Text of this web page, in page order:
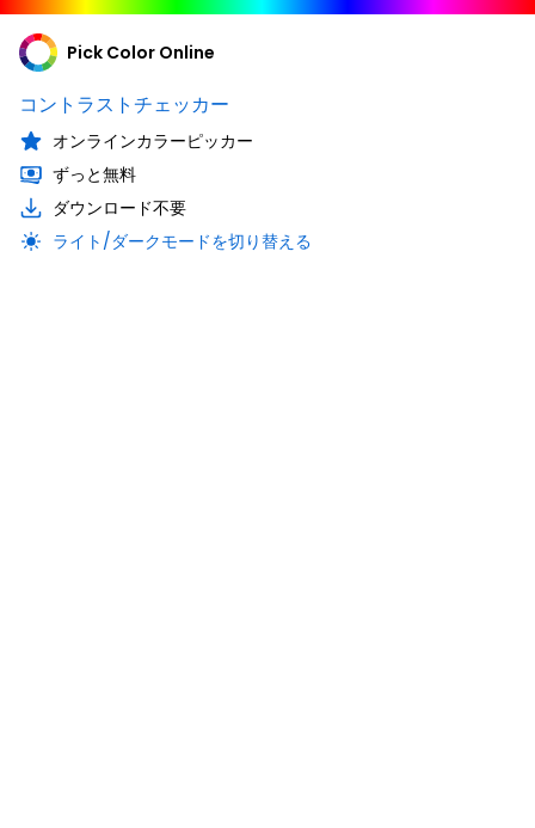
Pick Color Online
コントラストチェッカー
オンラインカラーピッカー
ずっと無料
ダウンロード不要
ライト/ダークモードを切り替える